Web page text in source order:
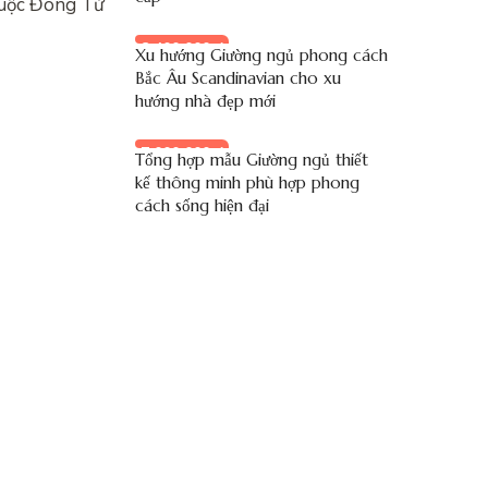
8.400.000 đ
Xu hướng Giường ngủ phong cách
Bắc Âu Scandinavian cho xu
hướng nhà đẹp mới
7.000.000 đ
Tổng hợp mẫu Giường ngủ thiết
kế thông minh phù hợp phong
cách sống hiện đại